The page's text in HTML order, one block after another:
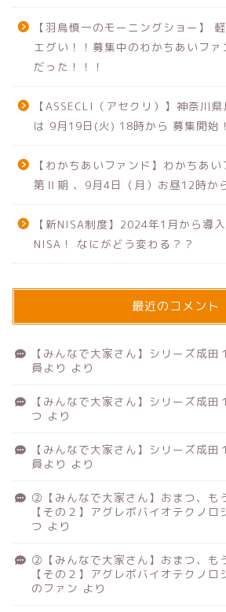
【羽鳥慎一のモーニングショー】
エグい！！募集中のわかちあいフ
だった！！！
【ASSECLI（アセクリ）】神奈川
は 9月19日(火) 18時から 募集開始
【わかちあいファンド】わかちあい
第Ⅱ期 、9月4日（月）お昼12時か
【新NISA制度】2024年1月から導
NISA！ なにがどう変わる？？
最近のコメント
【みんなで大家さん】シリーズ成田
員より より
【みんなで大家さん】シリーズ成田
つ より
【みんなで大家さん】シリーズ成田
員より より
②【みんなで大家さん】おまつ、も
【その２】アグレボバイオテクノロ
つ より
②【みんなで大家さん】おまつ、も
【その２】アグレボバイオテクノロ
のファン より